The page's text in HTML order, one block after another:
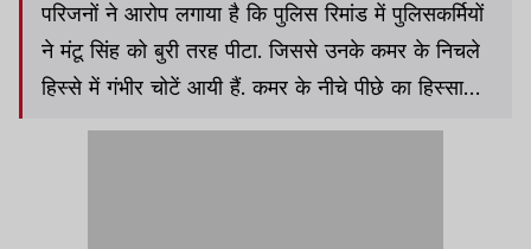
परिजनों ने आरोप लगाया है कि पुलिस रिमांड में पुलिसकर्मियों
ने मंटू सिंह को बुरी तरह पीटा. जिससे उनके कमर के निचले
हिस्से में गंभीर चोटें आयी हैं. कमर के नीचे पीछे का हिस्सा